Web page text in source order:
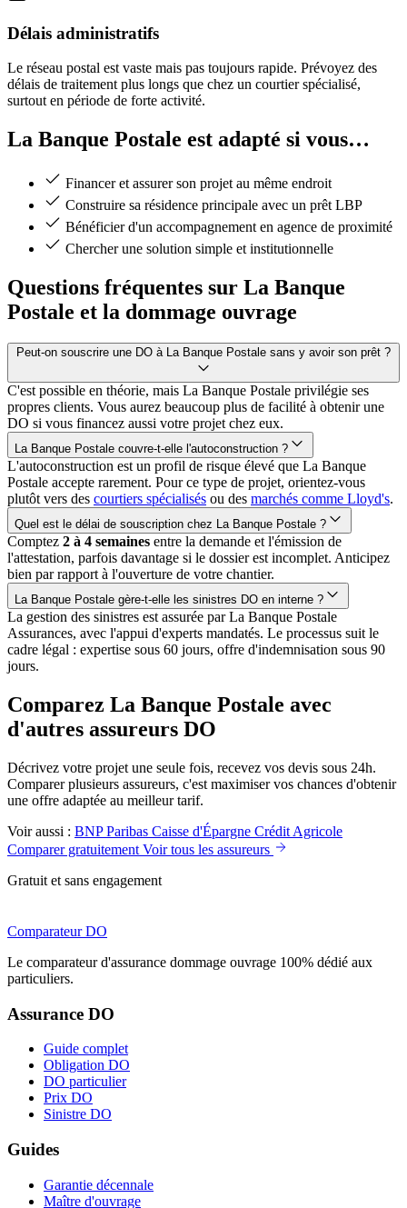
Délais administratifs
Le réseau postal est vaste mais pas toujours rapide. Prévoyez des
délais de traitement plus longs que chez un courtier spécialisé,
surtout en période de forte activité.
La Banque Postale est adapté si vous…
Financer et assurer son projet au même endroit
Construire sa résidence principale avec un prêt LBP
Bénéficier d'un accompagnement en agence de proximité
Chercher une solution simple et institutionnelle
Questions fréquentes sur La Banque
Postale et la dommage ouvrage
Peut-on souscrire une DO à La Banque Postale sans y avoir son prêt ?
C'est possible en théorie, mais La Banque Postale privilégie ses
propres clients. Vous aurez beaucoup plus de facilité à obtenir une
DO si vous financez aussi votre projet chez eux.
La Banque Postale couvre-t-elle l'autoconstruction ?
L'autoconstruction est un profil de risque élevé que La Banque
Postale accepte rarement. Pour ce type de projet, orientez-vous
plutôt vers des courtiers spécialisés ou des marchés comme Lloyd's.
Quel est le délai de souscription chez La Banque Postale ?
Comptez 2 à 4 semaines entre la demande et l'émission de
l'attestation, parfois davantage si le dossier est incomplet. Anticipez
bien par rapport à l'ouverture de votre chantier.
La Banque Postale gère-t-elle les sinistres DO en interne ?
La gestion des sinistres est assurée par La Banque Postale
Assurances, avec l'appui d'experts mandatés. Le processus suit le
cadre légal : expertise sous 60 jours, offre d'indemnisation sous 90
jours.
Comparez La Banque Postale avec
d'autres assureurs DO
Décrivez votre projet une seule fois, recevez vos devis sous 24h.
Comparer plusieurs assureurs, c'est maximiser vos chances d'obtenir
une offre adaptée au meilleur tarif.
Voir aussi : BNP Paribas Caisse d'Épargne Crédit Agricole
Comparer gratuitement Voir tous les assureurs
Gratuit et sans engagement
ComparateurDO
Le comparateur d'assurance dommage ouvrage 100% dédié aux
particuliers.
Assurance DO
Guide complet
Obligation DO
DO particulier
Prix DO
Sinistre DO
Guides
Garantie décennale
Maître d'ouvrage